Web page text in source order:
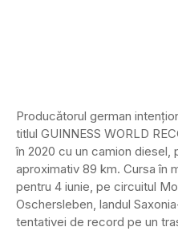
Producătorul german
titlul GUINNESS WORLD
în 2020 cu un camion diesel,
aproximativ 89 km. Cursa în
pentru 4 iunie, pe circuitul
Oschersleben, landul
tentativei de record pe un